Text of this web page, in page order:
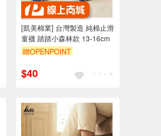
[凱美棉業] 台灣製造 純棉止滑
童襪 踏踏小森林款 13-16cm
贈OPENPOINT
$40